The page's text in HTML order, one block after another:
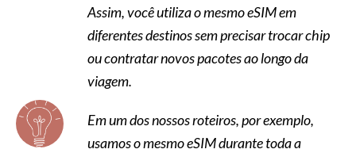
Assim, você utiliza o mesmo eSIM em
diferentes destinos sem precisar trocar chip
ou contratar novos pacotes ao longo da
viagem.
Em um dos nossos roteiros, por exemplo,
usamos o mesmo eSIM durante toda a